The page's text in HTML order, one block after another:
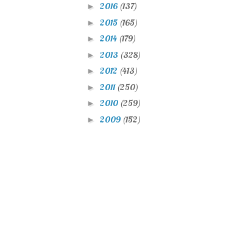
► 2016 (137)
► 2015 (165)
► 2014 (179)
► 2013 (328)
► 2012 (413)
► 2011 (250)
► 2010 (259)
► 2009 (152)